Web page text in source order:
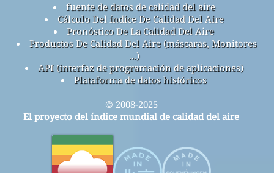
fuente de datos de calidad del aire
Cálculo Del índice De Calidad Del Aire
Pronóstico De La Calidad Del Aire
Productos De Calidad Del Aire (máscaras, Monitores
...)
API (interfaz de programación de aplicaciones)
Plataforma de datos históricos
© 2008-2025
El proyecto del índice mundial de calidad del aire